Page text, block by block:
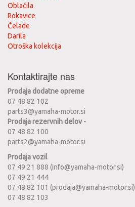
Oblačila
Rokavice
Čelade
Darila
Otroška kolekcija
Kontaktirajte nas
Prodaja dodatne opreme
07 48 82 102
parts3@yamaha-motor.si
Prodaja rezervnih delov -
07 48 82 100
parts2@yamaha-motor.si
Prodaja vozil
07 49 21 888 (info@yamaha-motor.si)
07 49 21 444
07 48 82 101 (prodaja@yamaha-motor.si)
07 48 82 103